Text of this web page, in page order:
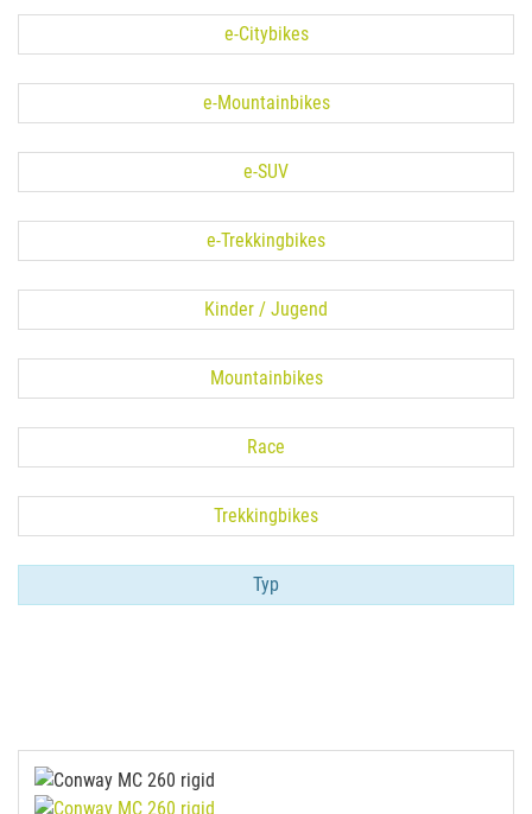
e-Citybikes
e-Mountainbikes
e-SUV
e-Trekkingbikes
Kinder / Jugend
Mountainbikes
Race
Trekkingbikes
Typ